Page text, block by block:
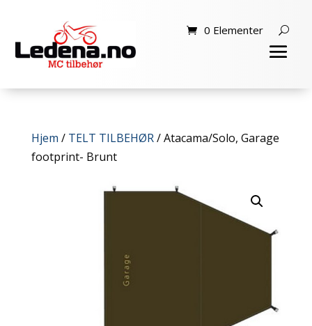
0 Elementer
Hjem / TELT TILBEHØR/ Atacama/Solo, Garage
footprint- Brunt